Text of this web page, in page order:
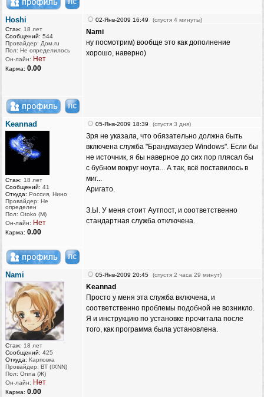
Hoshi
Стаж: 18 лет
Сообщений: 544
Провайдер: Дом.ru
Пол: Не определилось
Он-лайн: Нет
Карма: 0.00
02-Янв-2009 16:49 (спустя 4 минуты)
Nami
ну посмотрим) вообще это как дополнение
хорошо, наверно)
Keannad
Стаж: 18 лет
Сообщений: 41
Откуда: Россия, Нино
Провайдер: Не
определен
Пол: Otoko (M)
Он-лайн: Нет
Карма: 0.00
05-Янв-2009 18:39 (спустя 3 дня)
Зря не указала, что обязательно должна быть
включена служба "Брандмаузер Windows". Если бы
не источник, я бы наверное до сих пор плясал бы
с бубном вокруг ноута... А так, всё поставилось в
миг...
Аригато.
З.Ы. У меня стоит Аутпост, и соответственно
стандартная служба отключена.
Nami
Стаж: 18 лет
Сообщений: 425
Откуда: Карповка
Провайдер: ВТ (IXNN)
Пол: Onna (Ж)
Он-лайн: Нет
Карма: 0.00
05-Янв-2009 20:45 (спустя 2 часа 29 минут)
Keannad
Просто у меня эта служба включена, и
соответственно проблемы подобной не возникло.
Я и инструкцию по установке прочитала после
того, как программа была установлена.